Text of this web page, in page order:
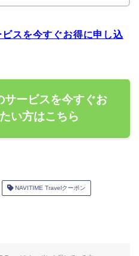
スを今すぐお得に申し込
ービスを今すぐお
い方はこちら
NAVITIME Travelクーポン